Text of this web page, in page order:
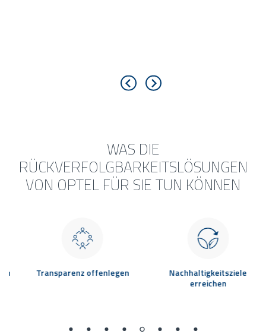
WAS DIE
RÜCKVERFOLGBARKEITSLÖSUNGEN
VON OPTEL FÜR SIE TUN KÖNNEN
Transparenz offenlegen
Nachhaltigkeitsziele
erreichen